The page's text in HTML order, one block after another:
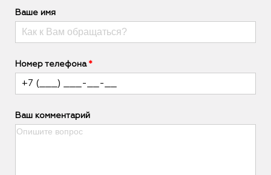
Ваше имя
Номер телефона
Ваш комментарий